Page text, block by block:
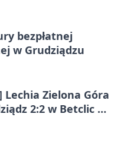
bezpłatnej
w Grudziądzu
Lechia Zielona Góra
2:2 w Betclic 2.